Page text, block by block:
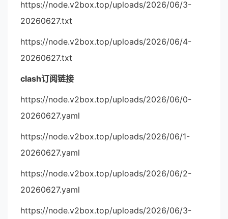
https://node.v2box.top/uploads/2026/06/3-
20260627.txt
https://node.v2box.top/uploads/2026/06/4-
20260627.txt
clash订阅链接
https://node.v2box.top/uploads/2026/06/0-
20260627.yaml
https://node.v2box.top/uploads/2026/06/1-
20260627.yaml
https://node.v2box.top/uploads/2026/06/2-
20260627.yaml
https://node.v2box.top/uploads/2026/06/3-